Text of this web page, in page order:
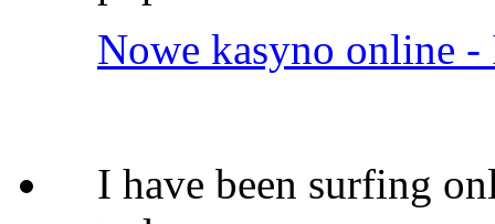
Nowe kasyno online -
I have been surfing